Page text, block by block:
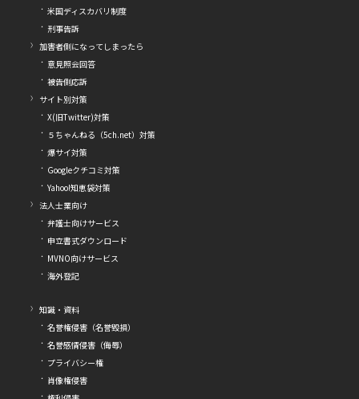
米国ディスカバリ制度
刑事告訴
加害者側になってしまったら
意見照会回答
被告側応訴
サイト別対策
X(旧Twitter)対策
５ちゃんねる（5ch.net）対策
爆サイ対策
Googleクチコミ対策
Yahoo!知恵袋対策
法人士業向け
弁護士向けサービス
申立書式ダウンロード
MVNO向けサービス
海外登記
知識・資料
名誉権侵害（名誉毀損）
名誉感情侵害（侮辱）
プライバシー権
肖像権侵害